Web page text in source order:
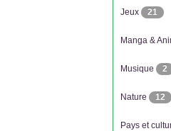
Jeux 21
Manga &
Musique 2
Nature 12
Pays et